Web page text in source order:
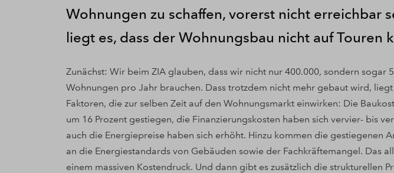
Wohnungen zu schaffen, vorerst nicht erreichbar
liegt es, dass der Wohnungsbau nicht auf Touren
Zunächst: Wir beim ZIA glauben, dass wir nicht nur 400.000, sondern sogar
Wohnungen pro Jahr brauchen. Dass trotzdem nicht mehr gebaut wird,
Faktoren, die zur selben Zeit auf den Wohnungsmarkt einwirken: Die
um 16 Prozent gestiegen, die Finanzierungskosten haben sich vervier- bis
auch die Energiepreise haben sich erhöht. Hinzu kommen die gestiegenen
an die Energiestandards von Gebäuden sowie der Fachkräftemangel. Das
einem massiven Kostendruck. Und dann gibt es zusätzlich die strukturellen